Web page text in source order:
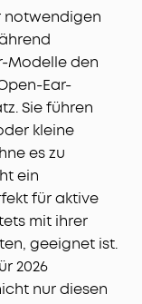
notwendigen
Modelle den
Ear-
Sie führen
kleine
es zu
ein
für aktive
mit ihrer
geeignet ist.
2026
nur diesen